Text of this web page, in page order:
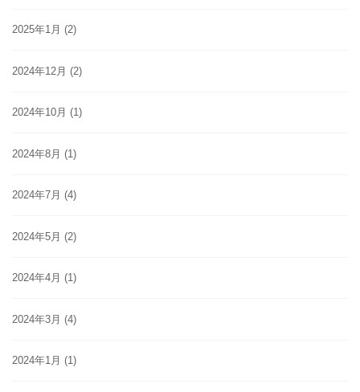
2025年1月 (2)
2024年12月 (2)
2024年10月 (1)
2024年8月 (1)
2024年7月 (4)
2024年5月 (2)
2024年4月 (1)
2024年3月 (4)
2024年1月 (1)